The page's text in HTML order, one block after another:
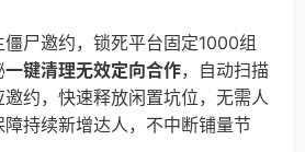
尸邀约，锁死平台固定1000组
一键清理无效定向合作，自动扫描
约，快速释放闲置坑位，无需人
持续新增达人，不中断铺量节